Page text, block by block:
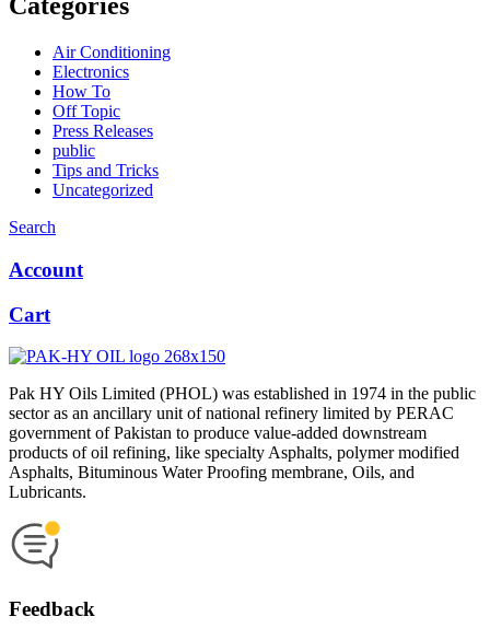
Categories
Air Conditioning
Electronics
How To
Off Topic
Press Releases
public
Tips and Tricks
Uncategorized
Search
Account
Cart
Pak HY Oils Limited (PHOL) was established in 1974 in the public
sector as an ancillary unit of national refinery limited by PERAC
government of Pakistan to produce value-added downstream
products of oil refining, like specialty Asphalts, polymer modified
Asphalts, Bituminous Water Proofing membrane, Oils, and
Lubricants.
Feedback